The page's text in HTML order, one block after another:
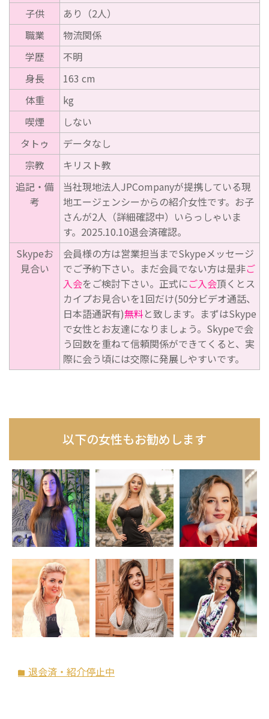
子供
あり（2人）
職業
物流関係
学歴
不明
身長
163 cm
体重
kg
喫煙
しない
タトゥ
データなし
宗教
キリスト教
追記・備
考
当社現地法人JPCompanyが提携している現
地エージェンシーからの紹介女性です。お子
さんが2人（詳細確認中）いらっしゃいま
す。2025.10.10退会済確認。
Skypeお
見合い
会員様の方は営業担当までSkypeメッセージ
でご予約下さい。まだ会員でない方は是非ご
入会をご検討下さい。正式にご入会頂くとス
カイプお見合いを1回だけ(50分ビデオ通話、
日本語通訳有)無料と致します。まずはSkype
で女性とお友達になりましょう。Skypeで会
う回数を重ねて信頼関係ができてくると、実
際に会う頃には交際に発展しやすいです。
以下の女性もお勧めします
folder 退会済・紹介停止中